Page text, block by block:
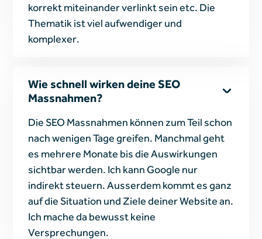
korrekt miteinander verlinkt sein etc. Die
Thematik ist viel aufwendiger und
komplexer.
Wie schnell wirken deine SEO
Massnahmen?
Die SEO Massnahmen können zum Teil schon
nach wenigen Tage greifen. Manchmal geht
es mehrere Monate bis die Auswirkungen
sichtbar werden. Ich kann Google nur
indirekt steuern. Ausserdem kommt es ganz
auf die Situation und Ziele deiner Website an.
Ich mache da bewusst keine
Versprechungen.